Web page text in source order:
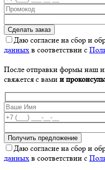
Даю согласие на сбор и
данных в соответствии с
После отправки формы наш
свяжется с вами и
Даю согласие на сбор и
данных в соответствии с